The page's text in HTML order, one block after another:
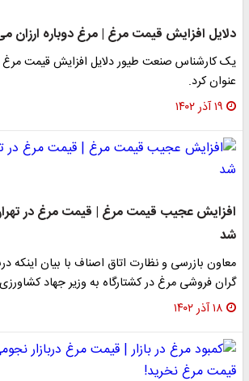
دلایل افزایش قیمت مرغ | مرغ دوباره ارزان
یک کارشناس صنعت طیور دلایل افزایش قیمت مرغ
عنوان کرد.
۱۹ آذر ۱۴۰۲
شد
معاون بازرسی و نظارت اتاق اصناف با بیان اینکه
گران فروشی مرغ در کشتارگاه به وزیر جهاد
۱۸ آذر ۱۴۰۲